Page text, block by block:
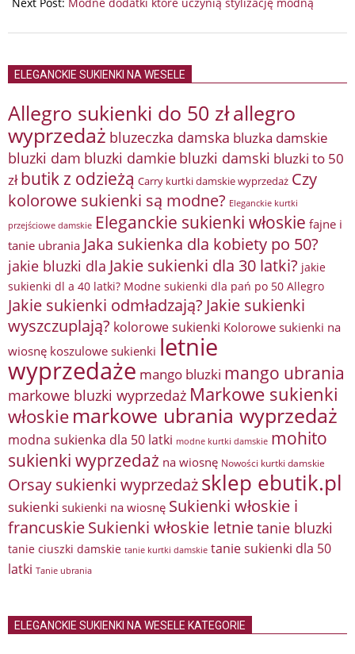
ELEGANCKIE SUKIENKI NA WESELE
Allegro sukienki do 50 złallegro
wyprzedaż bluzeczka damska bluzka damskie
bluzki dam bluzki damkie bluzki damski bluzki to 50
zł butik z odzieżą Carry kurtki damskie wyprzedaż Czy
kolorowe sukienki są modne? Eleganckie kurtki
przejściowe damskie Eleganckie sukienki włoskie fajne i
tanie ubrania Jaka sukienka dla kobiety po 50?
jakie bluzki dla Jakie sukienki dla 30 latki? jakie
sukienki dl a 40 latki? Modne sukienki dla pań po 50 Allegro
Jakie sukienki odmładzają? Jakie sukienki
wyszczuplają? kolorowe sukienki Kolorowe sukienki na
wiosnę koszulowe sukienki letnie
wyprzedaże mango bluzki mango ubrania
markowe bluzki wyprzedaż Markowe sukienki
włoskie markowe ubrania wyprzedaż
modna sukienka dla 50 latki modne kurtki damskie mohito
sukienki wyprzedaż na wiosnę Nowości kurtki damskie
Orsay sukienki wyprzedażsklep ebutik.pl
sukienki sukienki na wiosnę Sukienki włoskie i
francuskieSukienki włoskie letnietanie bluzki
tanie ciuszki damskie tanie kurtki damskie tanie sukienki dla 50
latki Tanie ubrania
ELEGANCKIE SUKIENKI NA WESELE KATEGORIE